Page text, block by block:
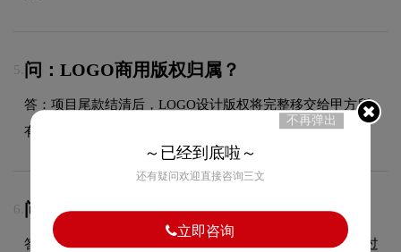
5. 问：LOGO商用版权归属？
答：项目尾款结清后，LOGO设计版权将完整移交给甲方所
有，您可自由用于商业用途，无需额外支付版权费用。
6. 问：Manly Spirits品牌logo有过演变吗？
答：作为品牌领域的品牌，Manly Spirits的品牌logo在发展过
不再弹出
～已经到底啦～
还有疑问欢迎直接咨询三文
立即咨询